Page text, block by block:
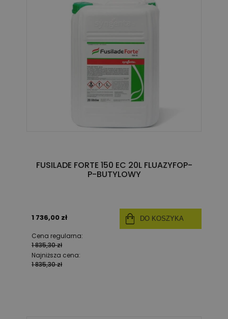
FUSILADE FORTE 150 EC 20L FLUAZYFOP-
P-BUTYLOWY
1 736,00 zł
Cena regularna:
1 835,30 zł
Najniższa cena:
1 835,30 zł
DO KOSZYKA